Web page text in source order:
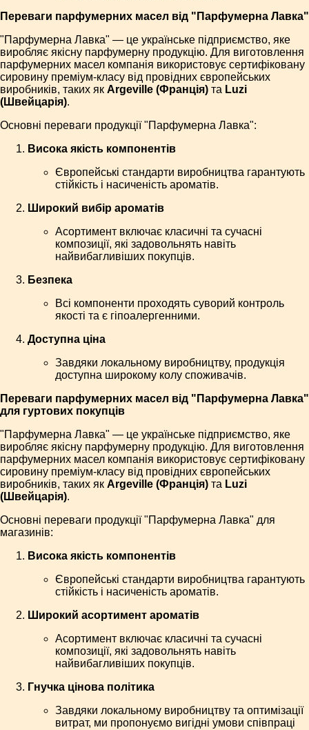
Переваги парфумерних масел від "Парфумерна Лавка"
"Парфумерна Лавка" — це українське підприємство, яке
виробляє якісну парфумерну продукцію. Для виготовлення
парфумерних масел компанія використовує сертифіковану
сировину преміум-класу від провідних європейських
виробників, таких як Argeville (Франція) та Luzi
(Швейцарія).
Основні переваги продукції "Парфумерна Лавка":
Висока якість компонентів
Європейські стандарти виробництва гарантують
стійкість і насиченість ароматів.
Широкий вибір ароматів
Асортимент включає класичні та сучасні
композиції, які задовольнять навіть
найвибагливіших покупців.
Безпека
Всі компоненти проходять суворий контроль
якості та є гіпоалергенними.
Доступна ціна
Завдяки локальному виробництву, продукція
доступна широкому колу споживачів.
Переваги парфумерних масел від "Парфумерна Лавка"
для гуртових покупців
"Парфумерна Лавка" — це українське підприємство, яке
виробляє якісну парфумерну продукцію. Для виготовлення
парфумерних масел компанія використовує сертифіковану
сировину преміум-класу від провідних європейських
виробників, таких як Argeville (Франція) та Luzi
(Швейцарія).
Основні переваги продукції "Парфумерна Лавка" для
магазинів:
Висока якість компонентів
Європейські стандарти виробництва гарантують
стійкість і насиченість ароматів.
Широкий асортимент ароматів
Асортимент включає класичні та сучасні
композиції, які задовольнять навіть
найвибагливіших покупців.
Гнучка цінова політика
Завдяки локальному виробництву та оптимізації
витрат, ми пропонуємо вигідні умови співпраці